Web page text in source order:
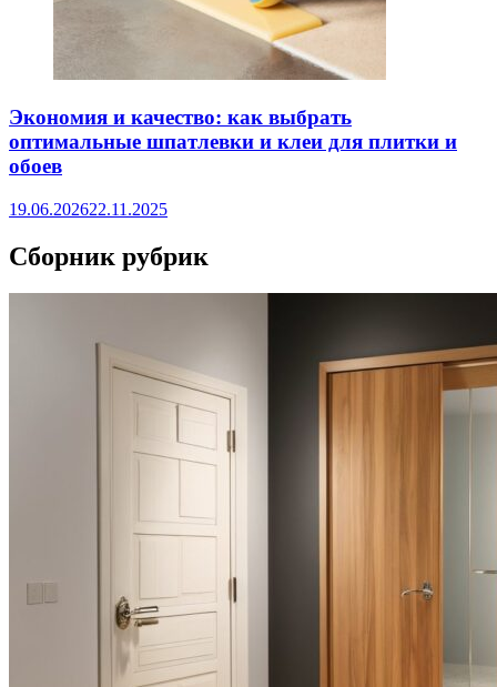
Экономия и качество: как выбрать
оптимальные шпатлевки и клеи для плитки и
обоев
19.06.202622.11.2025
Сборник рубрик